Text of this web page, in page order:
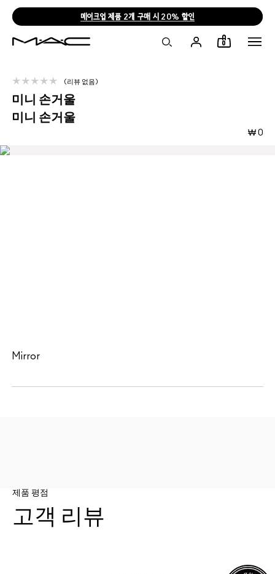
메이크업 제품 2개 구매 시 20% 할인
0
미니 손거울
미니 손거울
₩ 0
리뷰 없음
Mirror
제품 평점
고객 리뷰